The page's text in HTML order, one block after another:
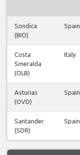
Sondica
(BIO)
Spain
Costa
Smeralda
(OLB)
Italy
Asturias
(OVD)
Spain
Santander
(SDR)
Spain